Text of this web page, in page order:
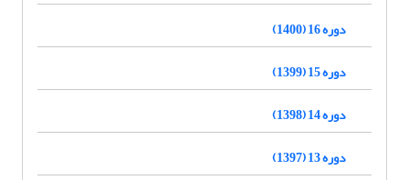
دوره 16 (1400)
دوره 15 (1399)
دوره 14 (1398)
دوره 13 (1397)